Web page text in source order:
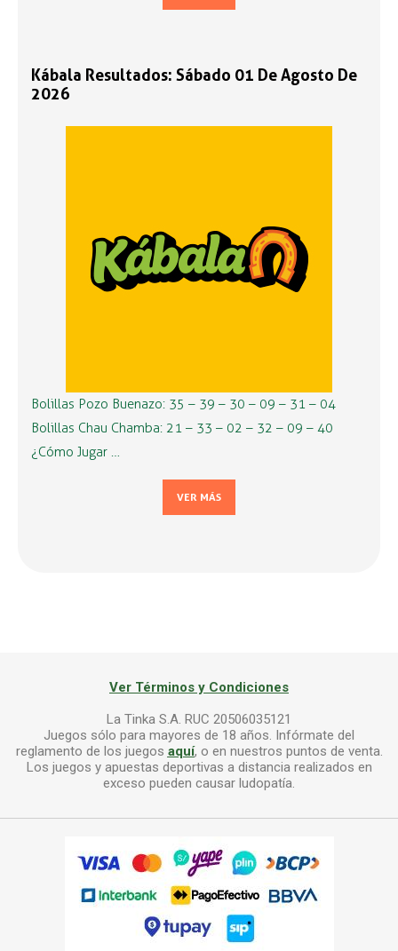
Kábala Resultados: Sábado 01 De Agosto De
2026
Bolillas Pozo Buenazo: 35 – 39 – 30 – 09 – 31 – 04
Bolillas Chau Chamba: 21 – 33 – 02 – 32 – 09 – 40
¿Cómo Jugar …
VER MÁS
Ver Términos y Condiciones
La Tinka S.A. RUC 20506035121
Juegos sólo para mayores de 18 años. Infórmate del
reglamento de los juegos aquí, o en nuestros puntos de venta.
Los juegos y apuestas deportivas a distancia realizados en
exceso pueden causar ludopatía.